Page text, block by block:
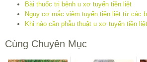
Bài thuốc trị bệnh u xơ tuyến tiền liệt
Nguy cơ mắc viêm tuyến tiền liệt từ các
Khi nào cần phẫu thuật u xơ tuyến tiền
Cùng Chuyên Mục